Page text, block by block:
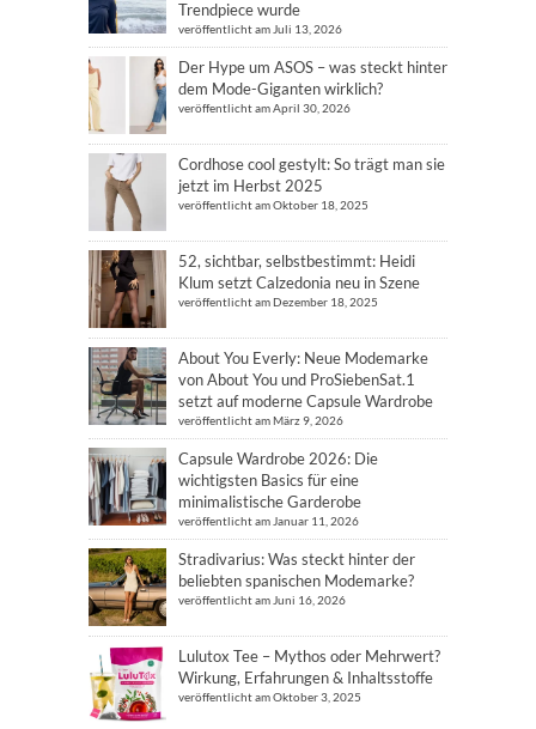
Trendpiece wurde
veröffentlicht am Juli 13, 2026
Der Hype um ASOS – was steckt hinter
dem Mode-Giganten wirklich?
veröffentlicht am April 30, 2026
Cordhose cool gestylt: So trägt man sie
jetzt im Herbst 2025
veröffentlicht am Oktober 18, 2025
52, sichtbar, selbstbestimmt: Heidi
Klum setzt Calzedonia neu in Szene
veröffentlicht am Dezember 18, 2025
About You Everly: Neue Modemarke
von About You und ProSiebenSat.1
setzt auf moderne Capsule Wardrobe
veröffentlicht am März 9, 2026
Capsule Wardrobe 2026: Die
wichtigsten Basics für eine
minimalistische Garderobe
veröffentlicht am Januar 11, 2026
Stradivarius: Was steckt hinter der
beliebten spanischen Modemarke?
veröffentlicht am Juni 16, 2026
Lulutox Tee – Mythos oder Mehrwert?
Wirkung, Erfahrungen & Inhaltsstoffe
veröffentlicht am Oktober 3, 2025